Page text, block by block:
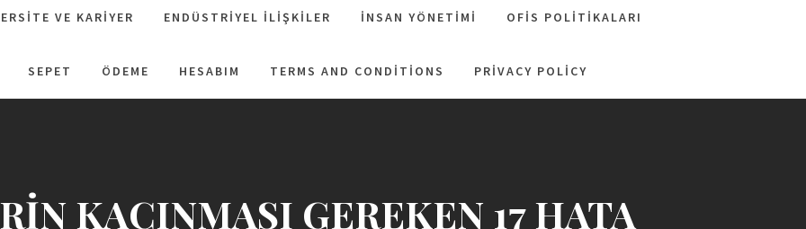
VE KARIYER ENDÜSTRIYEL İLIŞKILER İNSAN YÖNETIMI OFIS POLITIKALARI
SEPET ÖDEME HESABIM TERMS AND CONDITIONS PRIVACY POLICY
KAÇINMASI GEREKEN 17 HATA